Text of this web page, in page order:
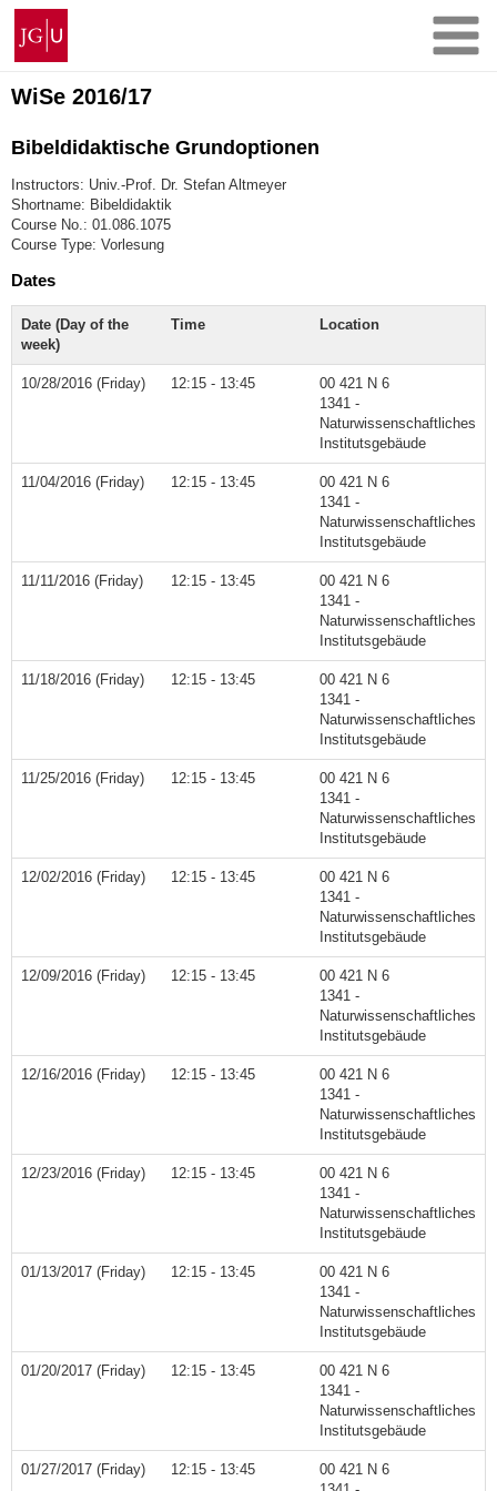
Skip
content
Johannes
Gutenberg
University
Mainz
WiSe 2016/17
Bibeldidaktische Grundoptionen
Instructors: Univ.-Prof. Dr. Stefan Altmeyer
Shortname: Bibeldidaktik
Course No.: 01.086.1075
Course Type: Vorlesung
Dates
Date (Day of the
week)
Time Location
10/28/2016 (Friday) 12:15 - 13:45
00 421 N 6
1341 -
Naturwissenschaftliches
Institutsgebäude
11/04/2016 (Friday) 12:15 - 13:45
00 421 N 6
1341 -
Naturwissenschaftliches
Institutsgebäude
11/11/2016 (Friday) 12:15 - 13:45
00 421 N 6
1341 -
Naturwissenschaftliches
Institutsgebäude
11/18/2016 (Friday) 12:15 - 13:45
00 421 N 6
1341 -
Naturwissenschaftliches
Institutsgebäude
11/25/2016 (Friday) 12:15 - 13:45
00 421 N 6
1341 -
Naturwissenschaftliches
Institutsgebäude
12/02/2016 (Friday) 12:15 - 13:45
00 421 N 6
1341 -
Naturwissenschaftliches
Institutsgebäude
12/09/2016 (Friday) 12:15 - 13:45
00 421 N 6
1341 -
Naturwissenschaftliches
Institutsgebäude
12/16/2016 (Friday) 12:15 - 13:45
00 421 N 6
1341 -
Naturwissenschaftliches
Institutsgebäude
12/23/2016 (Friday) 12:15 - 13:45
00 421 N 6
1341 -
Naturwissenschaftliches
Institutsgebäude
01/13/2017 (Friday) 12:15 - 13:45
00 421 N 6
1341 -
Naturwissenschaftliches
Institutsgebäude
01/20/2017 (Friday) 12:15 - 13:45
00 421 N 6
1341 -
Naturwissenschaftliches
Institutsgebäude
01/27/2017 (Friday) 12:15 - 13:45
00 421 N 6